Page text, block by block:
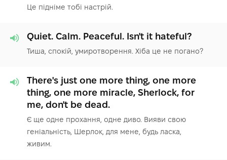
Це підніме тобі настрій.
Quiet. Calm. Peaceful. Isn't it hateful?
Тиша, спокій, умиротворення. Хіба це не погано?
There's just one more thing, one more
thing, one more miracle, Sherlock, for
me, don't be dead.
Є ще одне прохання, одне диво. Вияви свою
геніальність, Шерлок, для мене, будь ласка,
живим.